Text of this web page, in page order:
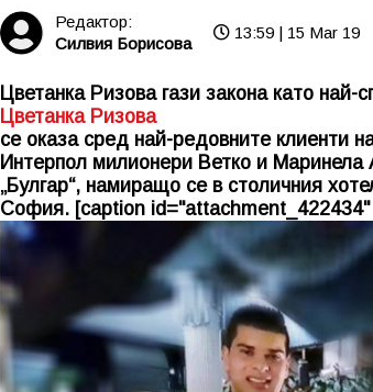
Редактор:
Силвия Борисова
13:59 | 15 Mar 19
Цветанка Ризова гази закона като
Цветанка Ризова
се оказа сред най-редовните клиенти
Интерпол милионери Ветко и
„Булгар“, намиращо се в столичния
София. [caption